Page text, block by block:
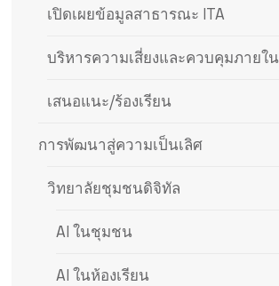
เปิดเผยข้อมูลสาธารณะ ITA
บริหารความเสี่ยงและควบคุมภายใน
เสนอแนะ/ร้องเรียน
การพัฒนาสู่ความเป็นเลิศ
วิทยาลัยชุมชนดิจิทัล
AI ในชุมชน
AI ในห้องเรียน